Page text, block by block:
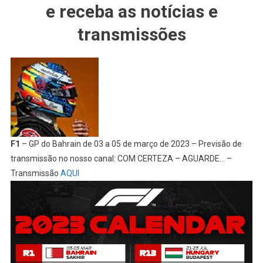
e receba as notícias e
transmissões
F1 – GP do Bahrain de 03 a 05 de março de 2023 – Previsão de
transmissão no nosso canal: COM CERTEZA – AGUARDE… –
Transmissão AQUI